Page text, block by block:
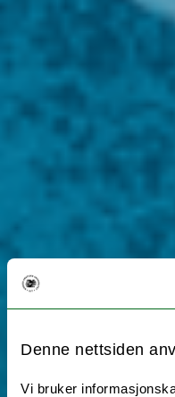
Denne nettsiden
Vi bruker